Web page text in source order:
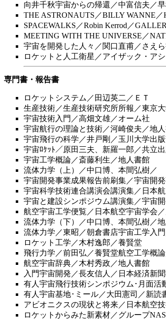
向井千秋宇宙からの帰還／中富信夫／
THE ASTRONAUTS／BILLY WANNE
SPACEWALKS／Robin Kerrod／
MEETING WITH THE UNIVERSE／
宇宙を開発した人々／関口直甫／さえ
ロケットと人工衛星／アイザック・ア
専門書・報告書
ロケットシステム／田辺英二／ＥＴ
生産技術／生産技術研究所所報／東京
宇宙技術入門／高畑文雄／オーム社
宇宙航行の理論と技術／河崎俊夫／地
宇宙飛行の科学／井戸剛／玉川大学出
宇宙ﾛｹｯﾄ／原田三夫、新羅一郎／共立
宇宙工学概論／斎藤利生／地人書館
流体力学（上）／中口博、本間弘樹／
宇宙開発事業成果報告前刷集／宇宙開
宇宙科学技術連合講演会講演集／日本
宇宙と建設シンポジウム講演集／宇宙
航空宇宙工学便覧／日本航空宇宙学会
流体力学（下）／中口博、本間弘樹／
流体力学／東昭／朝倉書店宇宙工学入
ロケット工学／木村逸郎／養賢堂
飛行力学／前田弘／養賢堂航空工学概
航空宇宙辞典／木村秀政／地人書館
入門宇宙開発／長友信人／日本経済新
有人宇宙飛行技術シンポジウム･月面
有人宇宙基地･ミール／大田憲司／新読
アビオニクスの現状と将来／日本航空
ロケットからみた新素材／グループ